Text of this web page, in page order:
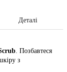
Деталі
. Позбавтеся
з